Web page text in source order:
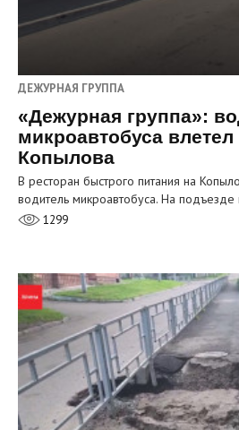
ДЕЖУРНАЯ ГРУППА
«Дежурная группа»:
микроавтобуса
Копылова
В ресторан быстрого питания на
водитель микроавтобуса. На
1299